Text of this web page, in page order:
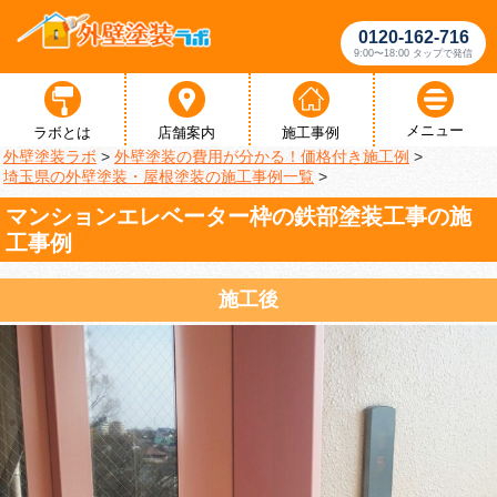
0120-162-716
9:00〜18:00 タップで発信
ラボとは 店舗案内 施工事例 メニュー
外壁塗装ラボ > 外壁塗装の費用が分かる！価格付き施工例 >
埼玉県の外壁塗装・屋根塗装の施工事例一覧 >
マンションエレベーター枠の鉄部塗装工事の施
工事例
施工後